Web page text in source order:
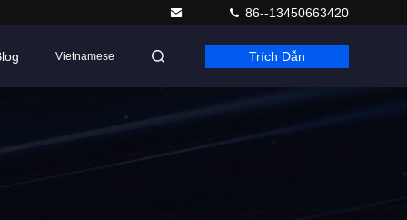
86--13450663420
Vietnamese Trích Dẫn